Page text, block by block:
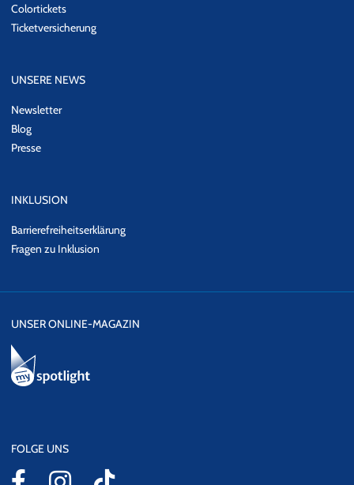
Colortickets
Ticketversicherung
UNSERE NEWS
Newsletter
Blog
Presse
INKLUSION
Barrierefreiheitserklärung
Fragen zu Inklusion
UNSER ONLINE-MAGAZIN
FOLGE UNS